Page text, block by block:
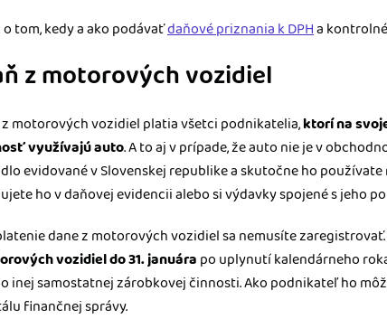
o tom, kedy a ako podávaťdaňové priznania k DPHa
z motorových vozidiel
z motorových vozidiel platia všetci podnikatelia,ktorí na
využívajú auto. A to aj v prípade, že auto nie je v
evidované v Slovenskej republike a skutočne ho
ho v daňovej evidencii alebo si výdavky spojené s jeho
dane z motorových vozidiel sa nemusíte
vozidiel do 31. januárapo uplynutí kalendárneho
inej samostatnej zárobkovej činnosti. Ako podnikateľ ho
finančnej správy.